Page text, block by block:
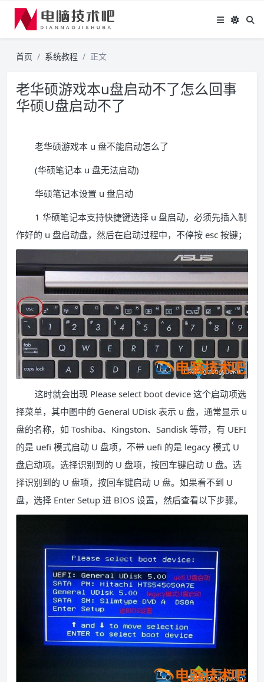
首页 系统教程 正文
老华硕游戏本u盘启动不了怎么回事
华硕U盘启动不了
老华硕游戏本 u 盘不能启动怎么了
(华硕笔记本 u 盘无法启动)
华硕笔记本设置 u 盘启动
1 华硕笔记本支持快捷键选择 u 盘启动，必须先插入制
作好的 u 盘启动盘，然后在启动过程中，不停按 esc 按键；
这时就会出现 Please select boot device 这个启动项选
择菜单，其中图中的 General UDisk 表示 u 盘，通常显示 u
盘的名称，如 Toshiba、Kingston、Sandisk 等带，有 UEFI
的是 uefi 模式启动 U 盘项，不带 uefi 的是 legacy 模式 U
盘启动项。选择识别到的 U 盘项，按回车键启动 U 盘。选
择识别到的 U 盘项，按回车键启动 U 盘。如果看不到 U
盘，选择 Enter Setup 进 BIOS 设置，然后查看以下步骤。